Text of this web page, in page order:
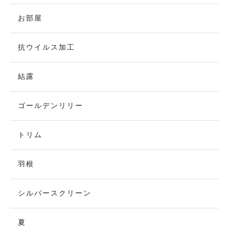
お部屋
抗ウイルス加工
結露
ゴールデンリリー
トリム
羽根
シルバースクリーン
夏